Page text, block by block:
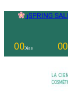
¡SPRING
00Días 00